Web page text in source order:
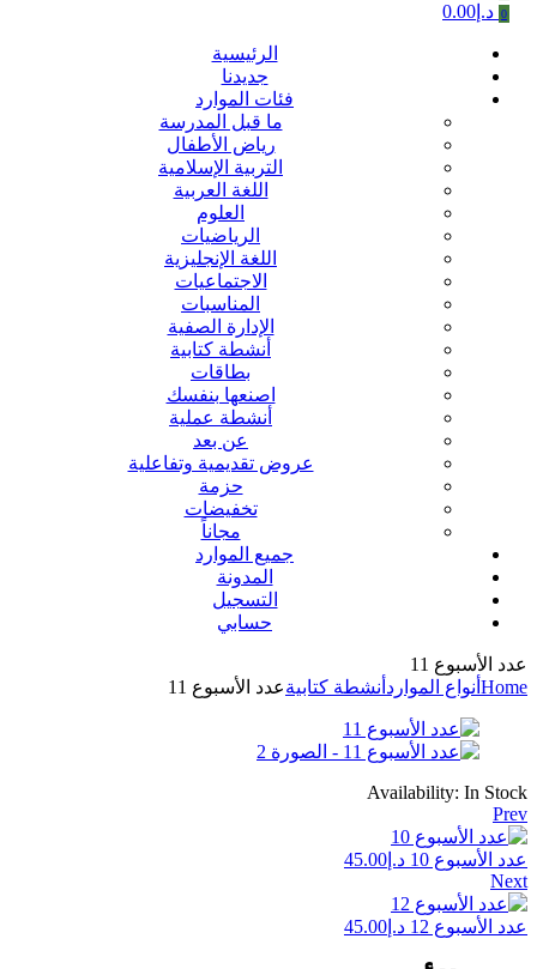
0 د.إ 0.00
الرئيسية
جديدنا
فئات الموارد
ما قبل المدرسة
رياض الأطفال
التربية الإسلامية
اللغة العربية
العلوم
الرياضيات
اللغة الإنجليزية
الاجتماعيات
المناسبات
الإدارة الصفية
أنشطة كتابية
بطاقات
اصنعها بنفسك
أنشطة عملية
عن بعد
عروض تقديمية وتفاعلية
حزمة
تخفيضات
مجاناً
جميع الموارد
المدونة
التسجيل
حسابي
عدد الأسبوع 11
Home أنواع الموارد أنشطة كتابيةعدد الأسبوع 11
Availability: In Stock
Prev
عدد الأسبوع 10 د.إ 45.00
Next
عدد الأسبوع 12 د.إ 45.00